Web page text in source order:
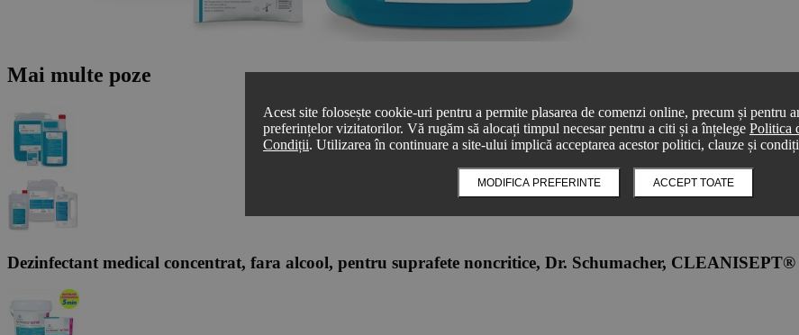
Acest site folosește cookie-uri pentru a permite plasarea de comenzi online, precum și pentru
preferințelor vizitatorilor. Vă rugăm să alocați timpul necesar pentru a citi și a înțelege Politica
Condiții. Utilizarea în continuare a site-ului implică acceptarea acestor politici, clauze și
MODIFICA PREFERINTE ACCEPT TOATE
Mai multe poze
Dezinfectant medical concentrat, fara alcool, pentru suprafete noncritice, Dr. Schumacher, CLEANISEPT®